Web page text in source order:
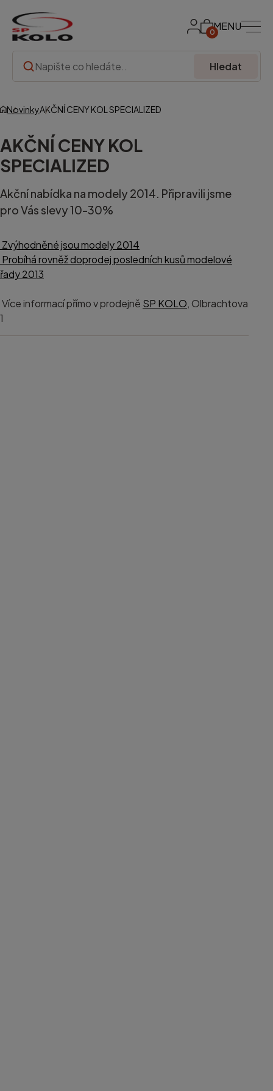
0MENU
Hledat
NovinkyAKČNÍ CENY KOL SPECIALIZED
AKČNÍ CENY KOL
SPECIALIZED
Akční nabídka na modely 2014. Připravili jsme
pro Vás slevy 10-30%
Zvýhodněné jsou modely 2014
Probíhá rovněž doprodej posledních kusů modelové
řady 2013
Více informací přímo v prodejně SP KOLO, Olbrachtova
1